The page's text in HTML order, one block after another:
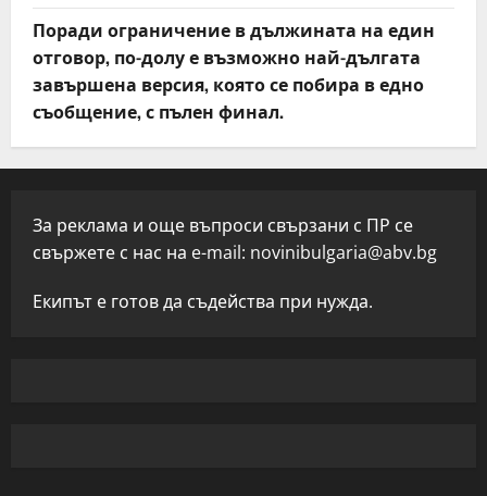
Поради ограничение в дължината на един
отговор, по-долу е възможно най-дългата
завършена версия, която се побира в едно
съобщение, с пълен финал.
За реклама и още въпроси свързани с ПР се
свържете с нас на e-mail: novinibulgaria@abv.bg
Екипът е готов да съдейства при нужда.